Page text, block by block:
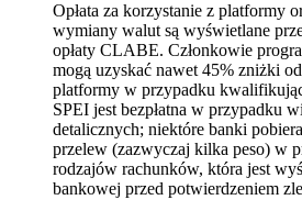
Opłata za korzystanie z platformy
wymiany walut są wyświetlane
opłaty CLABE. Członkowie
mogą uzyskać nawet 45% zniżki
platformy w przypadku
SPEI jest bezpłatna w przypadku
detalicznych; niektóre banki
przelew (zazwyczaj kilka peso) w
rodzajów rachunków, która jest
bankowej przed potwierdzeniem